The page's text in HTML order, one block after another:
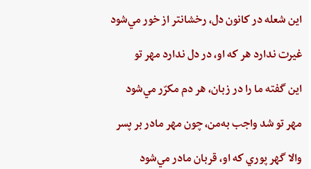
اين ‌شعله ‌در كانون ‌دل، ‌رخشانتر از خور مي‌شود
غيرت‌ ندارد هر كه او، در دل‌ ندارد مهر تو
اين‌ گفته‌ ما را در زبان، هر دم‌ مكرّر مي‌شود
مهر تو شد واجب‌ به‌من،‌ چون‌ مهر مادر بر پسر
والا گهر پوري‌ كه او، قربان مادر مي‌شود